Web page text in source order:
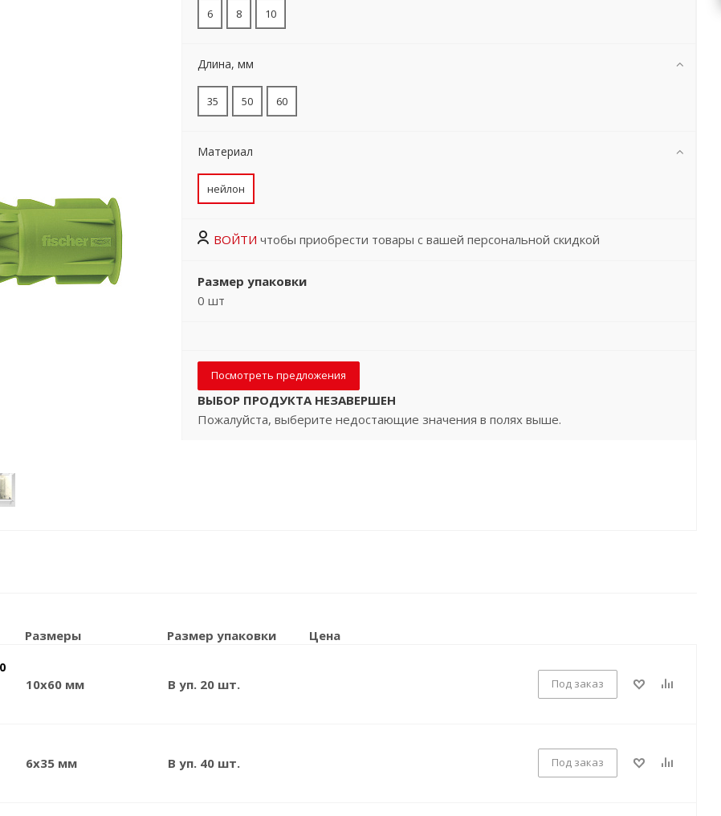
6 8 10
Длина, мм
35 50 60
Материал
нейлон
ВОЙТИ чтобы приобрести товары с вашей персональной скидкой
Размер упаковки
0 шт
Посмотреть предложения
ВЫБОР ПРОДУКТА НЕЗАВЕРШЕН
Пожалуйста, выберите недостающие значения в полях выше.
Размеры Размер упаковки Цена
10x60 мм В уп. 20 шт. Под заказ
6x35 мм В уп. 40 шт. Под заказ